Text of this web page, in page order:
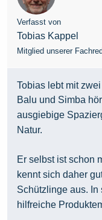
Verfasst von
Tobias Kappel
Mitglied unserer
Tobias lebt mit
Balu und Simba
ausgiebige
Natur.
Er selbst ist schon
kennt sich daher
Schützlinge aus.
hilfreiche